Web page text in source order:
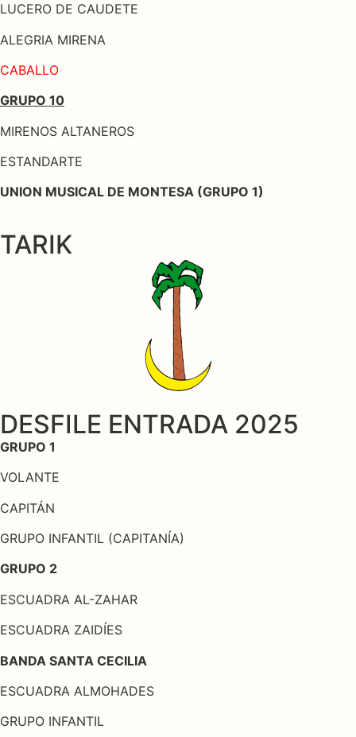
LUCERO DE CAUDETE
ALEGRIA MIRENA
CABALLO
GRUPO 10
MIRENOS ALTANEROS
ESTANDARTE
UNION MUSICAL DE MONTESA (GRUPO 1)
TARIK
DESFILE ENTRADA 2025
GRUPO 1
VOLANTE
CAPITÁN
GRUPO INFANTIL (CAPITANÍA)
GRUPO 2
ESCUADRA AL-ZAHAR
ESCUADRA ZAIDÍES
BANDA SANTA CECILIA
ESCUADRA ALMOHADES
GRUPO INFANTIL